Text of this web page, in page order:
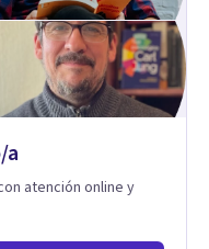
a
atención online y